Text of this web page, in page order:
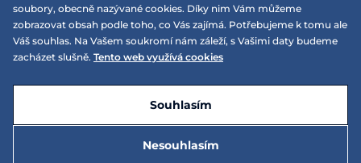
Vrácení a výměna zboží
Reklamace
Velikostní tabulky
Podmínky EQS věrnostního klubu
On-line katalogy
Dotace
Zásady ochrany osobních údajů
Naše prodejny
EQS Rudná
EQS Praha 9 - Letňany
Nyní zavřeno ‧ otevřeno od 09:00, Pá
E-shop vytvořila a technicky zajišťujeSIMPLIA.cz
soubory, obecně nazývané cookies. Díky nim Vám můžeme
zobrazovat obsah podle toho, co Vás zajímá. Potřebujeme k tomu ale
Váš souhlas. Na Vašem soukromí nám záleží, s Vašimi daty budeme
zacházet slušně. Tento web využívá cookies
Nesouhlasím
Souhlasím